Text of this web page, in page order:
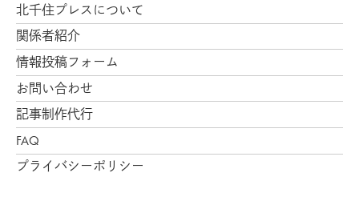
北千住プレスについて
関係者紹介
情報投稿フォーム
お問い合わせ
記事制作代行
FAQ
プライバシーポリシー